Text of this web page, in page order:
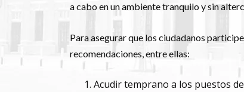
a cabo en un ambiente tranquilo y sin
Para asegurar que los ciudadanos
recomendaciones, entre ellas:
Acudir temprano a los puestos